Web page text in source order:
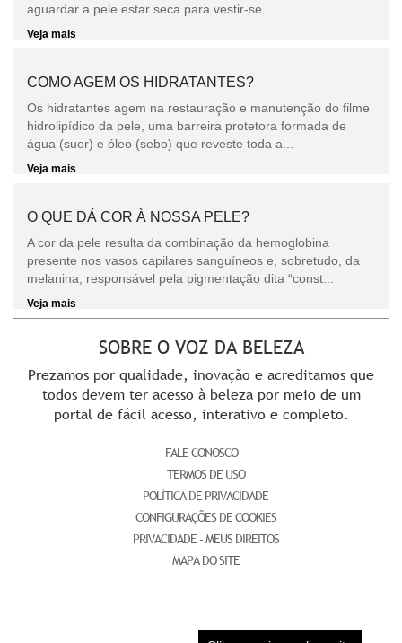
aguardar a pele estar seca para vestir-se.
Veja mais
COMO AGEM OS HIDRATANTES?
Os hidratantes agem na restauração e manutenção do filme
hidrolipídico da pele, uma barreira protetora formada de
água (suor) e óleo (sebo) que reveste toda a...
Veja mais
O QUE DÁ COR À NOSSA PELE?
A cor da pele resulta da combinação da hemoglobina
presente nos vasos capilares sanguíneos e, sobretudo, da
melanina, responsável pela pigmentação dita “const...
Veja mais
SOBRE O VOZ DA BELEZA
Prezamos por qualidade, inovação e acreditamos que
todos devem ter acesso à beleza por meio de um
portal de fácil acesso, interativo e completo.
FALE CONOSCO
TERMOS DE USO
POLÍTICA DE PRIVACIDADE
CONFIGURAÇÕES DE COOKIES
PRIVACIDADE - MEUS DIREITOS
MAPA DO SITE